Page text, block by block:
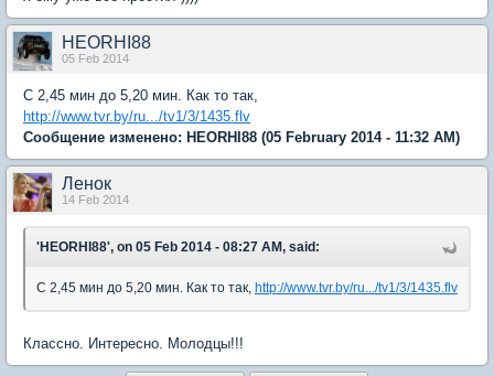
HEORHI88
05 Feb 2014
C 2,45 мин до 5,20 мин. Как то так,
http://www.tvr.by/ru.../tv1/3/1435.flv
Сообщение изменено: HEORHI88 (05 February 2014 - 11:32 AM)
Ленок
14 Feb 2014
'HEORHI88', on 05 Feb 2014 - 08:27 AM, said:
C 2,45 мин до 5,20 мин. Как то так, http://www.tvr.by/ru.../tv1/3/1435.flv
Классно. Интересно. Молодцы!!!